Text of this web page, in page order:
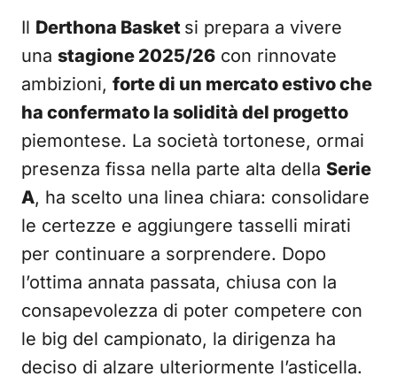
Il Derthona Basket si prepara a vivere
una stagione 2025/26 con rinnovate
ambizioni, forte di un mercato estivo che
ha confermato la solidità del progetto
piemontese. La società tortonese, ormai
presenza fissa nella parte alta della Serie
A, ha scelto una linea chiara: consolidare
le certezze e aggiungere tasselli mirati
per continuare a sorprendere. Dopo
l’ottima annata passata, chiusa con la
consapevolezza di poter competere con
le big del campionato, la dirigenza ha
deciso di alzare ulteriormente l’asticella.